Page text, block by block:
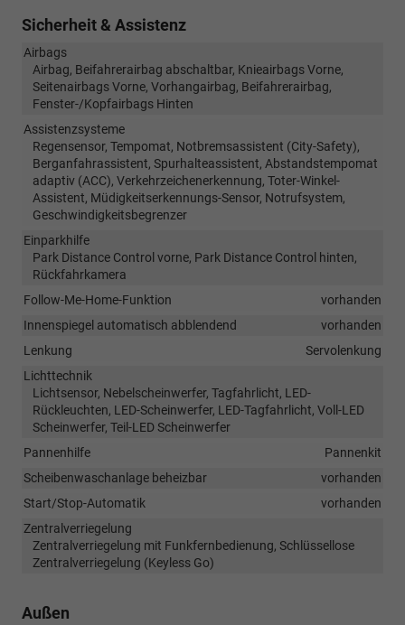
Sicherheit & Assistenz
Airbags
Airbag, Beifahrerairbag abschaltbar, Knieairbags Vorne,
Seitenairbags Vorne, Vorhangairbag, Beifahrerairbag,
Fenster-/Kopfairbags Hinten
Assistenzsysteme
Regensensor, Tempomat, Notbremsassistent (City-Safety),
Berganfahrassistent, Spurhalteassistent, Abstandstempomat
adaptiv (ACC), Verkehrzeichenerkennung, Toter-Winkel-
Assistent, Müdigkeitserkennungs-Sensor, Notrufsystem,
Geschwindigkeitsbegrenzer
Einparkhilfe
Park Distance Control vorne, Park Distance Control hinten,
Rückfahrkamera
Follow-Me-Home-Funktion
vorhanden
Innenspiegel automatisch abblendend
vorhanden
Lenkung
Servolenkung
Lichttechnik
Lichtsensor, Nebelscheinwerfer, Tagfahrlicht, LED-
Rückleuchten, LED-Scheinwerfer, LED-Tagfahrlicht, Voll-LED
Scheinwerfer, Teil-LED Scheinwerfer
Pannenhilfe
Pannenkit
Scheibenwaschanlage beheizbar
vorhanden
Start/Stop-Automatik
vorhanden
Zentralverriegelung
Zentralverriegelung mit Funkfernbedienung, Schlüssellose
Zentralverriegelung (Keyless Go)
Außen